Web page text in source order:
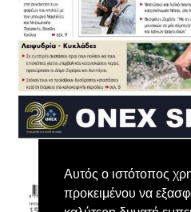
Αυτός ο ιστότοπος
προκειμένου να